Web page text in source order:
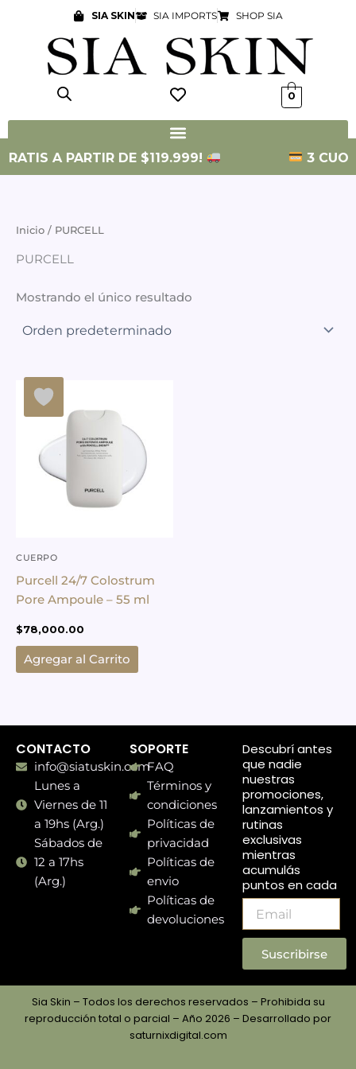
contenido
SIA SKIN SIA IMPORTS SHOP SIA
0
A PARTIR DE $119.999! 3
Inicio / PURCELL
PURCELL
Mostrando el único resultado
CUERPO
Purcell 24/7 Colostrum
Pore Ampoule – 55 ml
$78,000.00
Agregar al Carrito
CONTACTO
info@siatuskin.com
Lunes a
Viernes de 11
a 19hs (Arg.)
Sábados de
12 a 17hs
(Arg.)
SOPORTE
FAQ
Términos y
condiciones
Políticas de
privacidad
Políticas de
envio
Políticas de
devoluciones
Descubrí antes
que nadie
nuestras
promociones,
lanzamientos y
rutinas
exclusivas
mientras
acumulás
puntos en cada
compra.
Suscribirse
Sia Skin – Todos los derechos reservados – Prohibida su
reproducción total o parcial – Año 2026 – Desarrollado por
saturnixdigital.com